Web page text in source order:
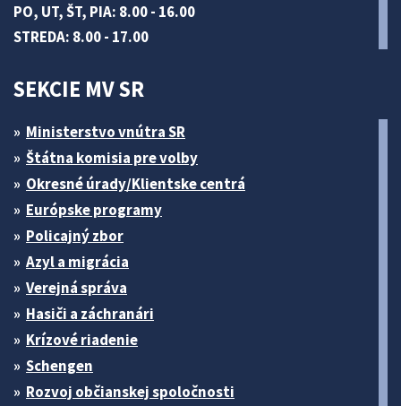
PO, UT, ŠT, PIA: 8.00 - 16.00
STREDA: 8.00 - 17.00
SEKCIE MV SR
Ministerstvo vnútra SR
Štátna komisia pre volby
Okresné úrady/Klientske centrá
Európske programy
Policajný zbor
Azyl a migrácia
Verejná správa
Hasiči a záchranári
Krízové riadenie
Schengen
Rozvoj občianskej spoločnosti